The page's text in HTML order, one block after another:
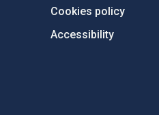
Cookies policy
Accessibility